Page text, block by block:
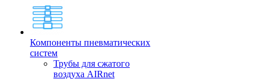
Компоненты пневматических
систем
Трубы для сжатого
воздуха AIRnet